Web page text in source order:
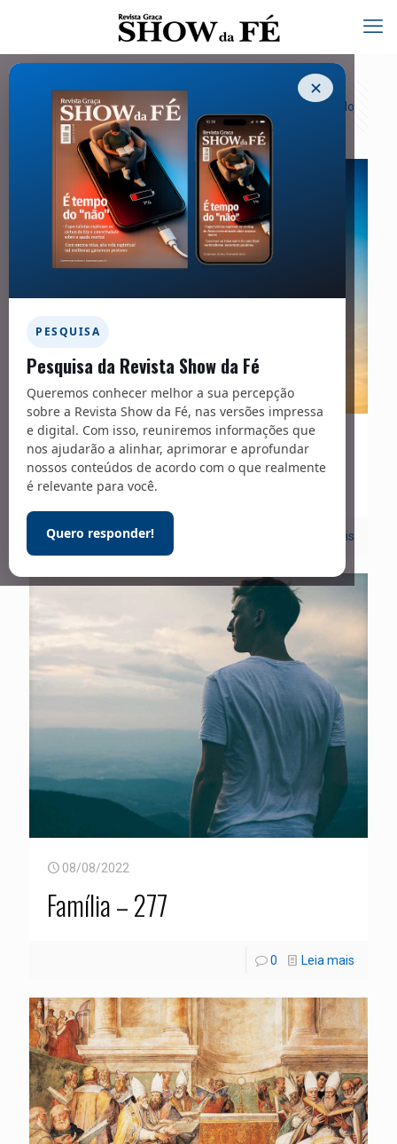
✕
PESQUISA
Pesquisa da Revista Show da Fé
Queremos conhecer melhor a sua percepção
sobre a Revista Show da Fé, nas versões impressa
e digital. Com isso, reuniremos informações que
nos ajudarão a alinhar, aprimorar e aprofundar
nossos conteúdos de acordo com o que realmente
é relevante para você.
Quero responder!
Categorias Tags Exibir tudo
01/09/2022
Carta Viva – 278
Leia mais
08/08/2022
Família – 277
0 Leia mais